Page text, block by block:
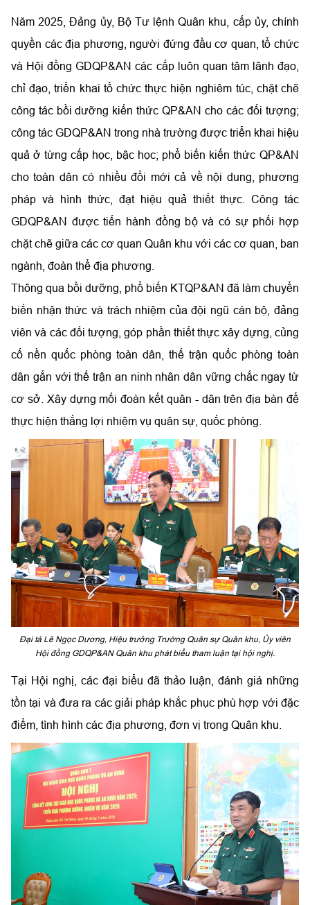
Năm 2025, Đảng ủy, Bộ Tư lệnh Quân khu, cấp ủy, chính
quyền các địa phương, người đứng đầu cơ quan, tổ chức
và Hội đồng GDQP&AN các cấp luôn quan tâm lãnh đạo,
chỉ đạo, triển khai tổ chức thực hiện nghiêm túc, chặt chẽ
công tác bồi dưỡng kiến thức QP&AN cho các đối tượng;
công tác GDQP&AN trong nhà trường được triển khai hiệu
quả ở từng cấp học, bậc học; phổ biến kiến thức QP&AN
cho toàn dân có nhiều đổi mới cả về nội dung, phương
pháp và hình thức, đạt hiệu quả thiết thực. Công tác
GDQP&AN được tiến hành đồng bộ và có sự phối hợp
chặt chẽ giữa các cơ quan Quân khu với các cơ quan, ban
ngành, đoàn thể địa phương.
Thông qua bồi dưỡng, phổ biến KTQP&AN đã làm chuyển
biến nhận thức và trách nhiệm của đội ngũ cán bộ, đảng
viên và các đối tượng, góp phần thiết thực xây dựng, củng
cố nền quốc phòng toàn dân, thế trận quốc phòng toàn
dân gắn với thế trận an ninh nhân dân vững chắc ngay từ
cơ sở. Xây dựng mối đoàn kết quân - dân trên địa bàn để
thực hiện thắng lợi nhiệm vụ quân sự, quốc phòng.
Đại tá Lê Ngọc Dương, Hiệu trưởng Trường Quân sự Quân khu, Ủy viên
Hội đồng GDQP&AN Quân khu phát biểu tham luận tại hội nghị.
Tại Hội nghị, các đại biểu đã thảo luận, đánh giá những
tồn tại và đưa ra các giải pháp khắc phục phù hợp với đặc
điểm, tình hình các địa phương, đơn vị trong Quân khu.